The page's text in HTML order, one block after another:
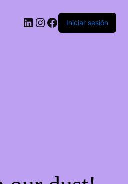
Iniciar sesión